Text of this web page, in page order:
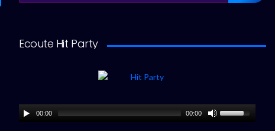
Ecoute Hit Party
00:00 00:00